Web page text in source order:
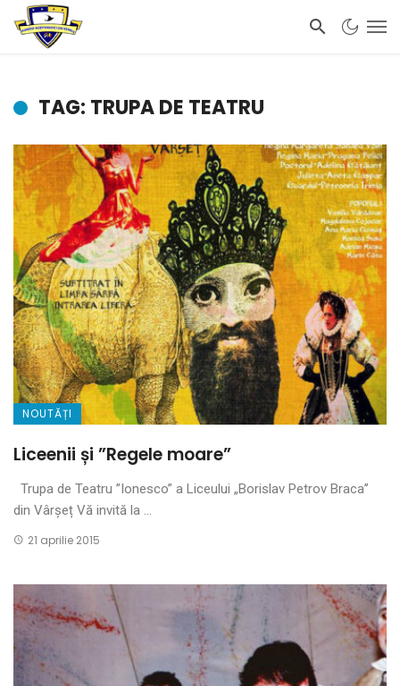
TAG: TRUPA DE TEATRU
NOUTĂȚI
Liceenii și ”Regele moare”
Trupa de Teatru ”Ionesco” a Liceului „Borislav Petrov Braca”
din Vârșeț Vă invită la ...
21 aprilie 2015